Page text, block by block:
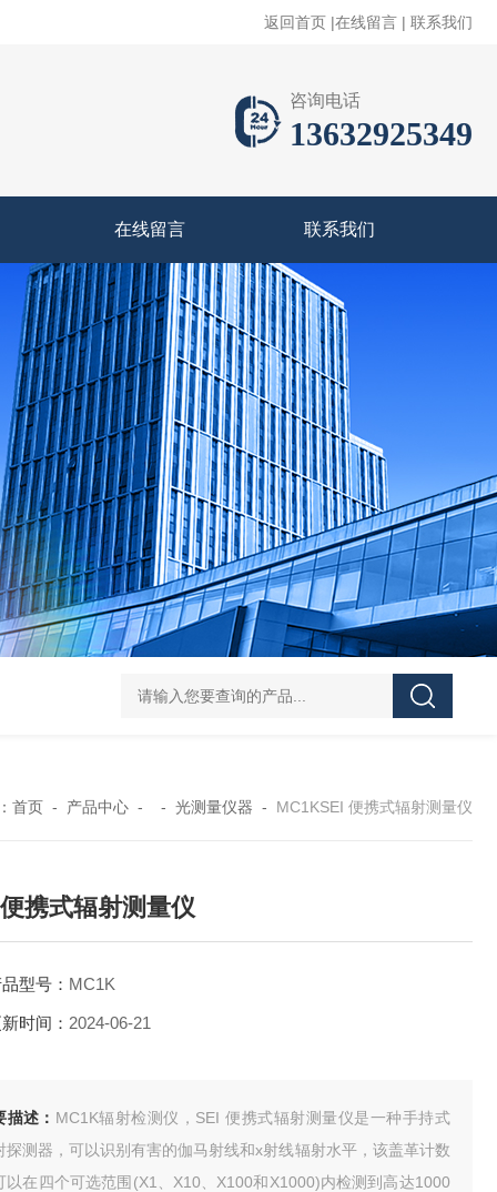
返回首页 |在线留言 | 联系我们
咨询电话
13632925349
在线留言 联系我们
首页 - 产品中心 - - 光测量仪器 - MC1KSEI 便携式辐射测量仪
携式辐射测量仪
型号： MC1K
时间： 2024-06-21
描述： MC1K辐射检测仪，SEI 便携式辐射测量仪是一种手持式
探测器，可以识别有害的伽马射线和x射线辐射水平，该盖革计数
以在四个可选范围(X1、X10、X100和X1000)内检测到高达1000